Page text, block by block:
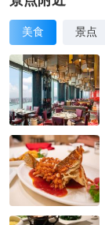
美食 景点